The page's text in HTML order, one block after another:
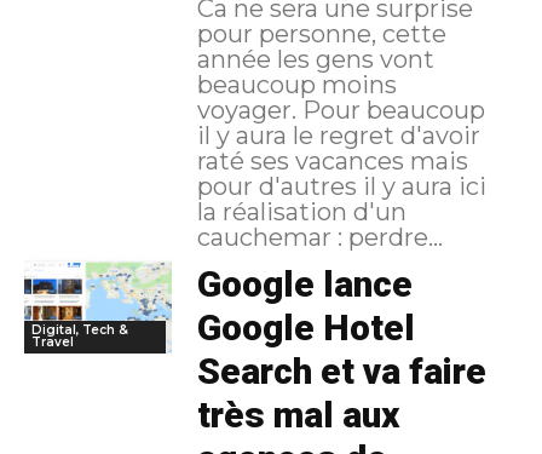
Ca ne sera une surprise
pour personne, cette
année les gens vont
beaucoup moins
voyager. Pour beaucoup
il y aura le regret d'avoir
raté ses vacances mais
pour d'autres il y aura ici
la réalisation d'un
cauchemar : perdre...
Digital, Tech &
Travel
Google lance
Google Hotel
Search et va faire
très mal aux